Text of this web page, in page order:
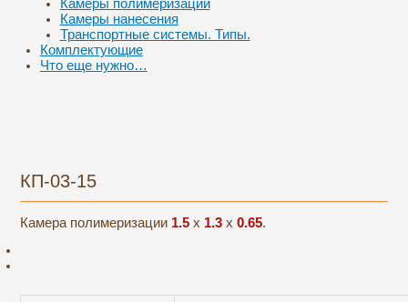
Камеры полимеризации
Камеры нанесения
Транспортные системы. Типы.
Комплектующие
Что еще нужно…
КП-03-15
Камера полимеризации 1.5 x 1.3 x0.65.